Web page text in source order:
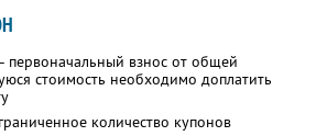
первоначальный взнос от общей
стоимость необходимо доплатить
количество купонов